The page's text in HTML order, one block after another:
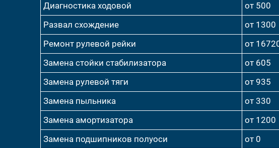
Диагностика ходовой
от 500
Развал схождение
от 1300
Ремонт рулевой рейки
от
Замена стойки стабилизатора
от 605
Замена рулевой тяги
от 935
Замена пыльника
от 330
Замена амортизатора
от 1200
Замена подшипников полуоси
от 0